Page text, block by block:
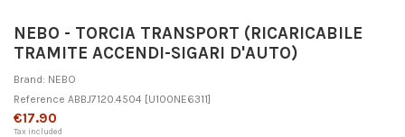
NEBO - TORCIA TRANSPORT (RICARICABILE
TRAMITE ACCENDI-SIGARI D'AUTO)
Brand: NEBO
Reference ABBJ7120.4504 [U100NE6311]
€17.90
Tax included